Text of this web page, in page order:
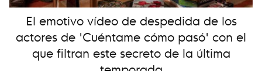
El emotivo vídeo de despedida de los
actores de 'Cuéntame cómo pasó' con el
que filtran este secreto de la última